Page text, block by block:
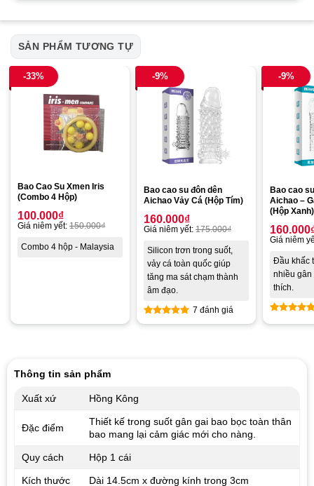
SẢN PHẨM TƯƠNG TỰ
-33%
Bao Cao Su Xmen Iris
(Combo 4 Hộp)
100.000₫
Giá niêm yết: 150.000₫
Combo 4 hộp - Malaysia
-9%
Bao cao su đôn dên
Aichao Vảy Cá (Hộp Tím)
Được xếp
160.000₫
Giá niêm yết: 175.000₫
Silicon trơn trong suốt,
vảy cá toàn quốc giúp
tăng ma sát chạm thành
âm đạo.
7 đánh giá
-9%
Bao cao
Aichao –
(Hộp Xanh)
Được
160.000
Giá niêm
Đầu khấc
nhiều gân
thích.
Thông tin sản phẩm
Xuất xứ Hồng Kông
Đặc điểm
Thiết kế trong suốt gân gai bao bọc toàn thân
bao mang lại cảm giác mới cho nàng.
Quy cách Hộp 1 cái
Kích thước Dài 14.5cm x đường kính trong 3cm